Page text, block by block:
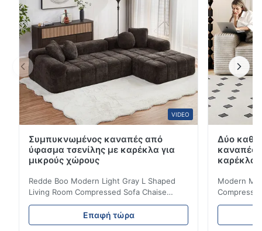
στους λεκέδες και κατά της συσσώρε...
VIDEO
Συμπυκνωμένος καναπές από
ύφασμα τσενίλης με καρέκλα για
μικρούς χώρους
Redde Boo Modern Light Gray L Shaped
Living Room Compressed Sofa Chaise
Lounge Product Overview High resilience
soft sectional sofa designed for small
spaces, featuring a contemporary light gray
Επαφή τώρα
Δύο
καναπές
καρέκλα
Modern
Room